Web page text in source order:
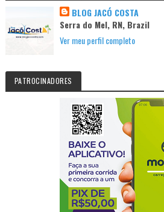
BLOG JACÓ COSTA
Serra do Mel, RN, Brazil
Ver meu perfil completo
PATROCINADORES